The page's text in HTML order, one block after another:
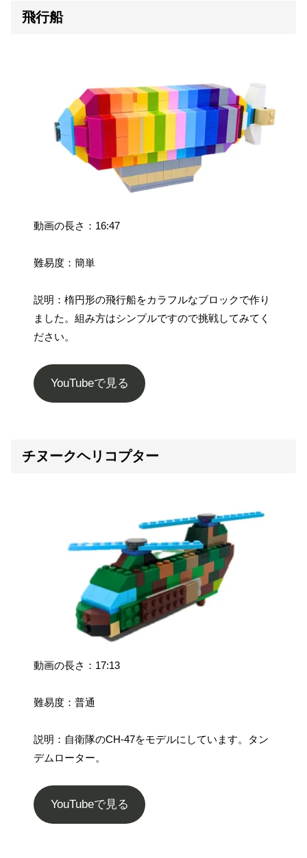
飛行船
動画の長さ：16:47
難易度：簡単
説明：楕円形の飛行船をカラフルなブロックで作り
ました。組み方はシンプルですので挑戦してみてく
ださい。
YouTubeで見る
チヌークヘリコプター
動画の長さ：17:13
難易度：普通
説明：自衛隊のCH-47をモデルにしています。タン
デムローター。
YouTubeで見る